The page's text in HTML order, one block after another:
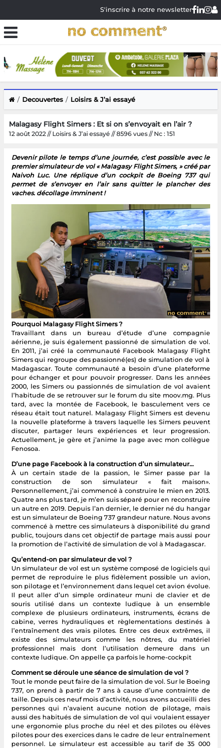
S'inscrire à notre newsletter
Decouvertes Loisirs & J’ai essayé
Malagasy Flight Simers : Et si on s’envoyait en l’air ?
12 août 2022 // Loisirs & J’ai essayé // 8596 vues // Nc : 151
Devenir pilote le temps d’une journée, c’est possible avec le
premier simulateur de vol « Malagasy Flight Simers, » créé par
Naivoh Luc. Une réplique d’un cockpit de Boeing 737 qui
permet de s’envoyer en l’air sans quitter le plancher des
vaches. décollage imminent !
Pourquoi Malagasy Flight Simers ?
Travaillant dans un bureau d’étude d’une compagnie
aérienne, je suis également passionné de simulation de vol.
En 2011, j’ai créé la communauté Facebook Malagasy Flight
Simers qui regroupe des passionné(es) de simulation de vol à
Madagascar. Toute communauté a besoin d’une plateforme
pour échanger et pour pouvoir progresser. Dans les années
2000, les Simers ou passionnés de simulation de vol avaient
l’habitude de se retrouver sur le forum du site moov.mg. Plus
tard, avec la montée de Facebook, le basculement vers ce
réseau était tout naturel. Malagasy Flight Simers est devenu
la nouvelle plateforme à travers laquelle les Simers peuvent
discuter, partager leurs expériences et leur progression.
Actuellement, je gère et j’anime la page avec mon collègue
Fenosoa.
D’une page Facebook à la construction d’un simulateur…
À un certain stade de la passion, le Simer passe par la
construction de son simulateur « fait maison».
Personnellement, j’ai commencé à construire le mien en 2013.
Quatre ans plus tard, je m’en suis séparé pour en reconstruire
un autre en 2019. Depuis l’an dernier, le dernier né du hangar
est un simulateur de Boeing 737 grandeur nature. Nous avons
commencé à mettre ces simulateurs à disponibilité du grand
public, toujours dans cet objectif de partage mais aussi pour
la promotion de l’activité de simulation de vol à Madagascar.
Qu’entend-on par simulateur de vol ?
Un simulateur de vol est un système composé de logiciels qui
permet de reproduire le plus fidèlement possible un avion,
son pilotage et l’environnement dans lequel cet avion évolue.
Il peut aller d’un simple ordinateur muni de clavier et de
souris utilisé dans un contexte ludique à un ensemble
complexe de plusieurs ordinateurs, instruments, écrans de
cabine, verres hydrauliques et règlementations destinés à
l’entraînement des vrais pilotes. Entre ces deux extrêmes, il
existe des simulateurs comme les nôtres, du matériel
professionnel mais dont l’utilisation demeure dans un
contexte ludique. On appelle ça parfois le home-cockpit
Comment se déroule une séance de simulation de vol ?
Tout le monde peut faire de la simulation de vol. Sur le Boeing
737, on prend à partir de 7 ans à cause d’une contrainte de
taille. Depuis ces neuf mois d’activité, nous avons accueilli des
personnes qui n’avaient aucune notion de pilotage, mais
aussi des habitués de simulation de vol qui voulaient essayer
une ergonomie plus proche du réel et des pilotes ou élèves
pilotes pour des exercices dans le cadre de leur entraînement
personnel. Le simulateur est accessible au tarif de 35 000